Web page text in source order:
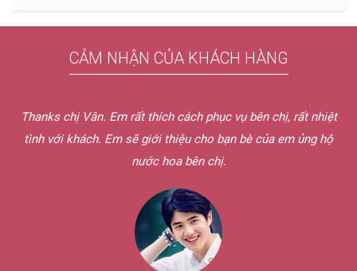
CẢM NHẬN CỦA KHÁCH HÀNG
Thanks chị Vân. Em rất thích cách phục vụ bên chị, rất nhiệt
tình với khách. Em sẽ giới thiệu cho bạn bè của em ủng hộ
nước hoa bên chị.